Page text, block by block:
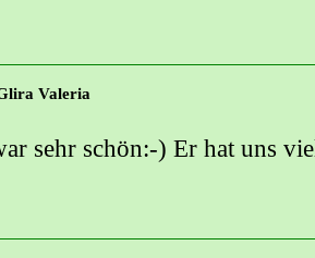
Valeria
sehr schön:-) Er hat uns